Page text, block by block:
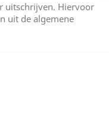
uitschrijven. Hiervoor
uit de algemene